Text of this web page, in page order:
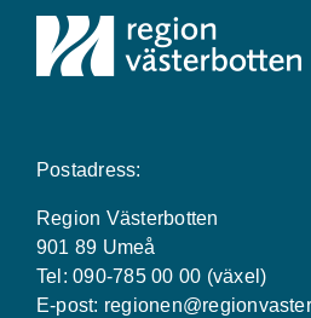
Postadress:
Region Västerbotten
901 89 Umeå
Tel: 090-785 00 00 (växel)
E-post: